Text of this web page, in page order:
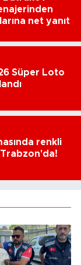
net yanıt
Süper Loto
renkli